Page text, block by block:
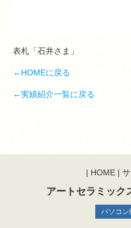
表札「石井さま」
←HOMEに戻る
←実績紹介一覧に戻る
| HOME|
アートセラミック
パソコン